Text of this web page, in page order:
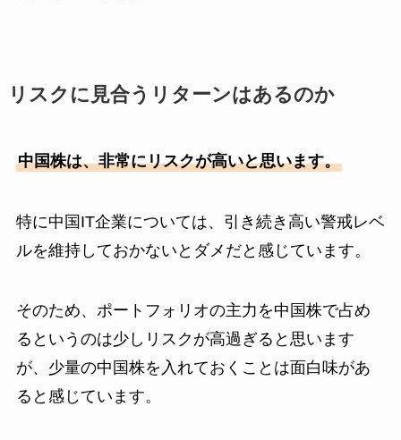
リスクに見合うリターンはあるのか
中国株は、非常にリスクが高いと思います。
特に中国IT企業については、引き続き高い警戒レベ
ルを維持しておかないとダメだと感じています。
そのため、ポートフォリオの主力を中国株で占め
るというのは少しリスクが高過ぎると思います
が、少量の中国株を入れておくことは面白味があ
ると感じています。